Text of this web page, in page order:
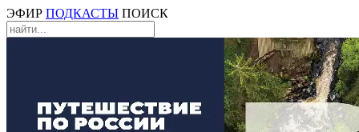
ЭФИР ПОДКАСТЫ ПОИСК